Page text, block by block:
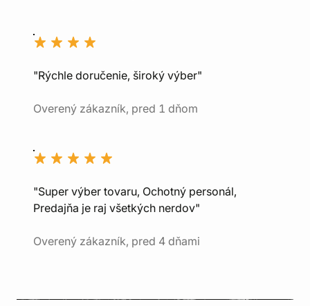
"Rýchle doručenie, široký výber"
Overený zákazník, pred 1 dňom
"Super výber tovaru, Ochotný personál,
Predajňa je raj všetkých nerdov"
Overený zákazník, pred 4 dňami